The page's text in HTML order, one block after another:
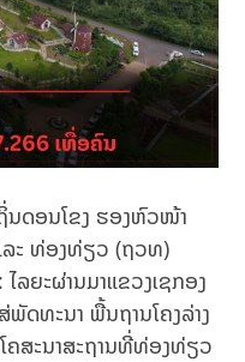
ນດອນໂຂງ ຮອງຫົວໜ້າ
ລະ ທ່ອງທ່ຽວ (ຖວທ)
ລຍະຜ່ານມາແຂວງເຊກອງ
ພັດທະນາ ພື້ນຖານໂຄງລ່າງ
ສະນາສະຖານທີ່ທ່ອງທ່ຽວ